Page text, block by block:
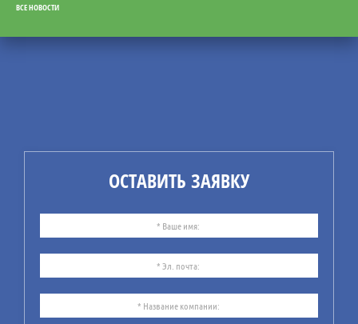
31
Компания ИБИКОН
предлагает Вашему
вниманию информацию по
использования системы
управления безопасностью
ВСЕ НОВОСТИ
ОСТАВИТЬ ЗАЯВКУ